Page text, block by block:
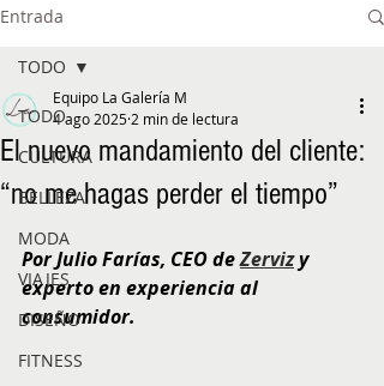
Entrada
TODO
CULTURA
BELLEZA
MODA
VIAJES
DISEÑO
FITNESS
TODO
El nuevo mandamiento del cliente:
“no me hagas perder el tiempo”
Equipo La Galería M
4 ago 2025 2 min de lectura
Por Julio Farías, CEO de Zerviz y
experto en experiencia al
consumidor.